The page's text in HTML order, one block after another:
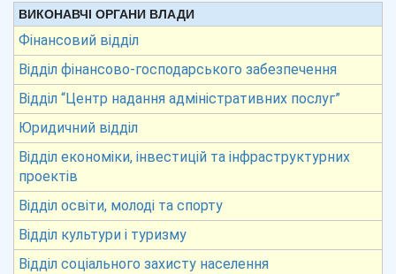
ВИКОНАВЧІ ОРГАНИ ВЛАДИ
Фінансовий відділ
Відділ фінансово-господарського забезпечення
Відділ “Центр надання адміністративних послуг”
Юридичний відділ
Відділ економіки, інвестицій та інфраструктурних
проектів
Відділ освіти, молоді та спорту
Відділ культури і туризму
Відділ соціального захисту населення